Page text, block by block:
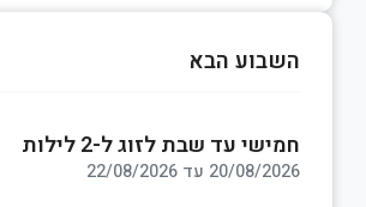
השבוע הבא
חמישי עד שבת לזוג ל-2 לילות
20/08/2026 עד 22/08/2026